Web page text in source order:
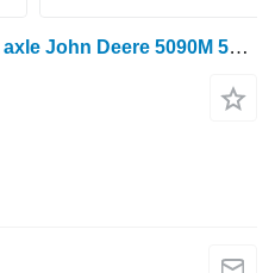
Náprava John Deere Front axle John Deere 5090M 5080M 5075M 5100M SJ30723 na kolesového traktora John Deere 5090M 5080M 5075M 5100M